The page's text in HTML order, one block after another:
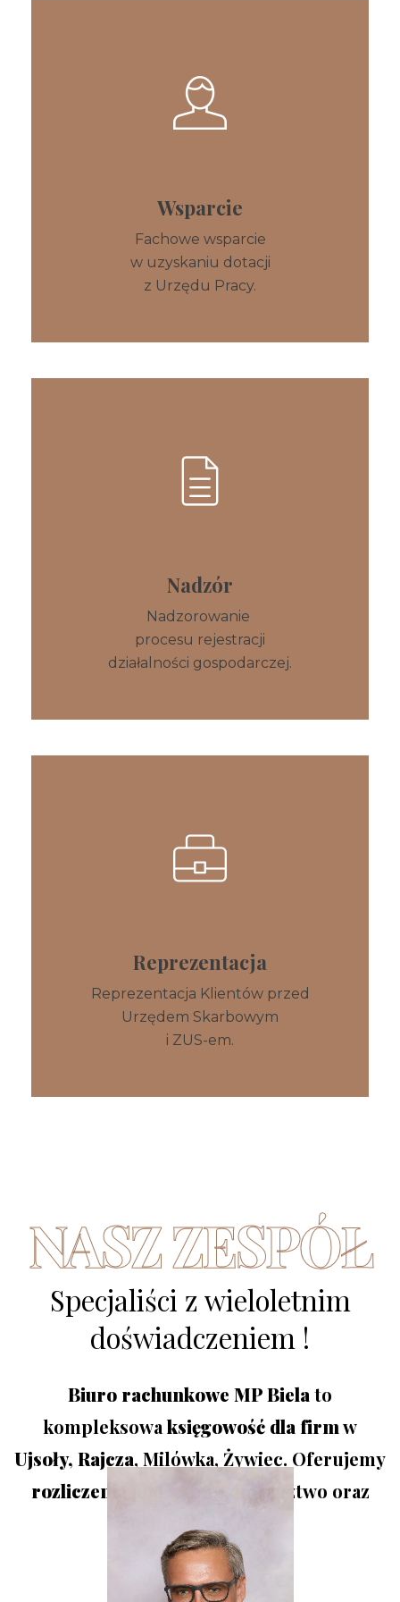
Wsparcie
Fachowe wsparcie
w uzyskaniu dotacji
z Urzędu Pracy.
Nadzór
Nadzorowanie
procesu rejestracji
działalności gospodarczej.
Reprezentacja
Reprezentacja Klientów przed
Urzędem Skarbowym
i ZUS-em.
NASZ ZESPÓŁ
Specjaliści z wieloletnim
doświadczeniem !
Biuro rachunkowe MP Biela to
kompleksowa księgowość dla firmw
Ujsoły, Rajcza, Milówka, Żywiec. Oferujemy
rozliczenia podatkowe,
doradztwo oraz